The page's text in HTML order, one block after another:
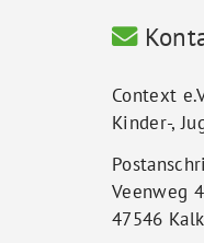
Context
Kinder-,
Veenweg 4
47546